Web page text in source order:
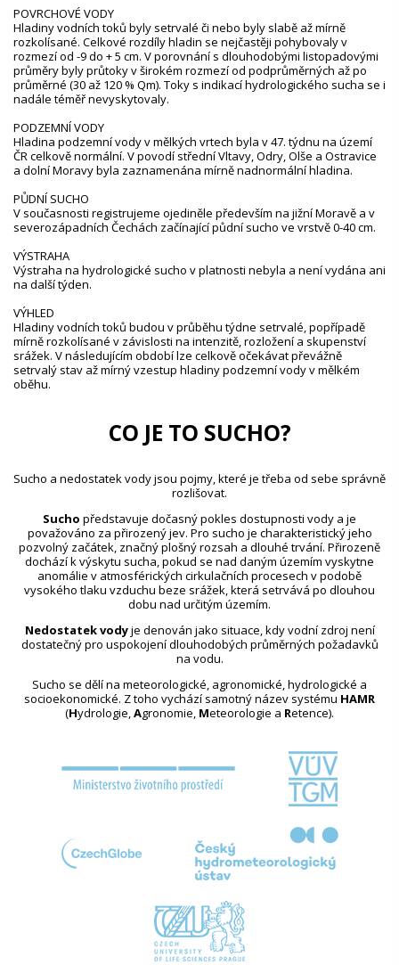
POVRCHOVÉ VODY
Hladiny vodních toků byly setrvalé či nebo byly slabě až mírně
rozkolísané. Celkové rozdíly hladin se nejčastěji pohybovaly v
rozmezí od -9 do + 5 cm. V porovnání s dlouhodobými listopadovými
průměry byly průtoky v širokém rozmezí od podprůměrných až po
průměrné (30 až 120 % Qm). Toky s indikací hydrologického sucha se i
nadále téměř nevyskytovaly.
PODZEMNÍ VODY
Hladina podzemní vody v mělkých vrtech byla v 47. týdnu na území
ČR celkově normální. V povodí střední Vltavy, Odry, Olše a Ostravice
a dolní Moravy byla zaznamenána mírně nadnormální hladina.
PŮDNÍ SUCHO
V současnosti registrujeme ojediněle především na jižní Moravě a v
severozápadních Čechách začínající půdní sucho ve vrstvě 0-40 cm.
VÝSTRAHA
Výstraha na hydrologické sucho v platnosti nebyla a není vydána ani
na další týden.
VÝHLED
Hladiny vodních toků budou v průběhu týdne setrvalé, popřípadě
mírně rozkolísané v závislosti na intenzitě, rozložení a skupenství
srážek. V následujícím období lze celkově očekávat převážně
setrvalý stav až mírný vzestup hladiny podzemní vody v mělkém
oběhu.
CO JE TO SUCHO?
Sucho a nedostatek vody jsou pojmy, které je třeba od sebe správně
rozlišovat.
Sucho představuje dočasný pokles dostupnosti vody a je
považováno za přirozený jev. Pro sucho je charakteristický jeho
pozvolný začátek, značný plošný rozsah a dlouhé trvání. Přirozeně
dochází k výskytu sucha, pokud se nad daným územím vyskytne
anomálie v atmosférických cirkulačních procesech v podobě
vysokého tlaku vzduchu beze srážek, která setrvává po dlouhou
dobu nad určitým územím.
Nedostatek vodyje definován jako situace, kdy vodní zdroj není
dostatečný pro uspokojení dlouhodobých průměrných požadavků
na vodu.
Sucho se dělí na meteorologické, agronomické, hydrologické a
socioekonomické. Z toho vychází samotný název systému HAMR
(Hydrologie,Agronomie, Meteorologie a Retence).